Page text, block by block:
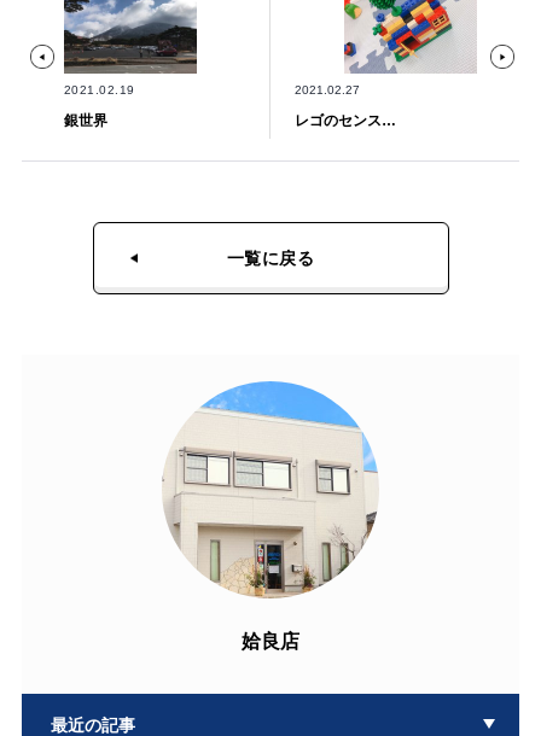
2021.02.19
銀世界
2021.02.27
レゴのセンス…
一覧に戻る
姶良店
最近の記事